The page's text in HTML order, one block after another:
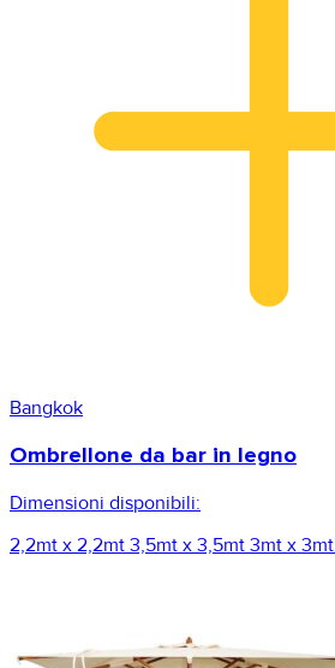
Bangkok
Ombrellone da bar in legno
Dimensioni disponibili:
2,2mt x 2,2mt 3,5mt x 3,5mt 3mt x 3mt